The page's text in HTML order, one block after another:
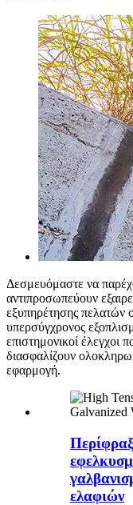
Δεσμευόμαστε να
αντιπροσωπεύουν
εξυπηρέτησης πελατών
υπερσύγχρονος
επιστημονικοί έλεγχοι
διασφαλίζουν
εφαρμογή.
ελαφιών